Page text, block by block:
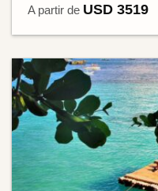
A partir de USD 3519